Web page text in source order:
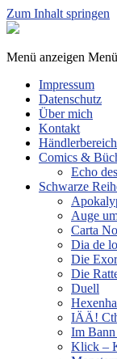
Zum Inhalt springen
Sphinx
Menü anzeigen
Impressum
Datenschutz
Über mich
Kontakt
Händlerbereich
Comics &
Echo
Schwarze
Auge
Carta
Dia de
Die
Die
Duell
IÄÄ!
Im
Klick –